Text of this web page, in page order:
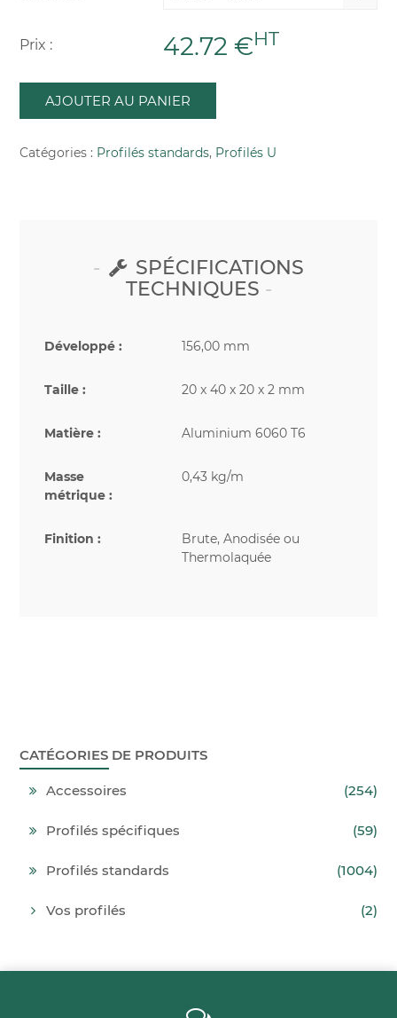
Prix : 42.72 €HT
AJOUTER AU PANIER
Catégories : Profilés standards, Profilés U
SPÉCIFICATIONS
TECHNIQUES
Développé : 156,00 mm
Taille : 20 x 40 x 20 x 2 mm
Matière : Aluminium 6060 T6
Masse
métrique :
0,43 kg/m
Finition :
Brute, Anodisée ou
Thermolaquée
CATÉGORIES DE PRODUITS
Accessoires (254)
Profilés spécifiques (59)
Profilés standards (1004)
Vos profilés (2)